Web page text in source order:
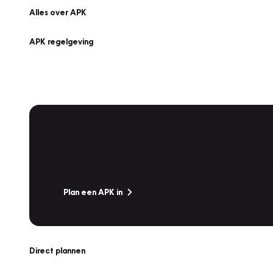
Alles over APK
APK regelgeving
Plan een APK in
Direct plannen